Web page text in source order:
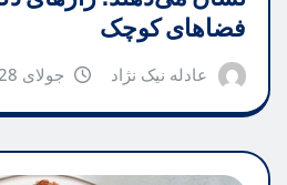
فضاهای کوچک
عادله نیک نژاد جولای 28, 2026